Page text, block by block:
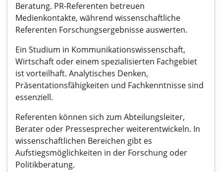
Beratung. PR-Referenten betreuen
Medienkontakte, während wissenschaftliche
Referenten Forschungsergebnisse auswerten.
Ein Studium in Kommunikationswissenschaft,
Wirtschaft oder einem spezialisierten Fachgebiet
ist vorteilhaft. Analytisches Denken,
Präsentationsfähigkeiten und Fachkenntnisse sind
essenziell.
Referenten können sich zum Abteilungsleiter,
Berater oder Pressesprecher weiterentwickeln. In
wissenschaftlichen Bereichen gibt es
Aufstiegsmöglichkeiten in der Forschung oder
Politikberatung.